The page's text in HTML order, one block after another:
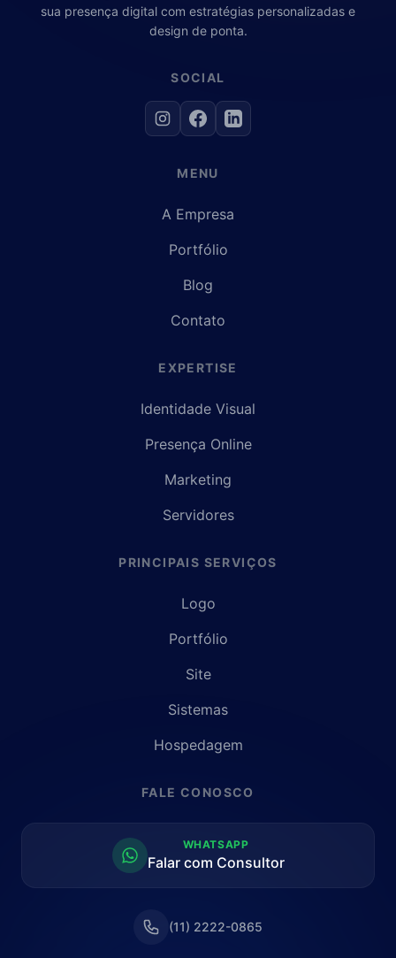
sua presença digital com estratégias personalizadas e
design de ponta.
SOCIAL
MENU
A Empresa
Portfólio
Blog
Contato
EXPERTISE
Identidade Visual
Presença Online
Marketing
Servidores
PRINCIPAIS SERVIÇOS
Logo
Portfólio
Site
Sistemas
Hospedagem
FALE CONOSCO
WHATSAPP
Falar com Consultor
(11) 2222-0865